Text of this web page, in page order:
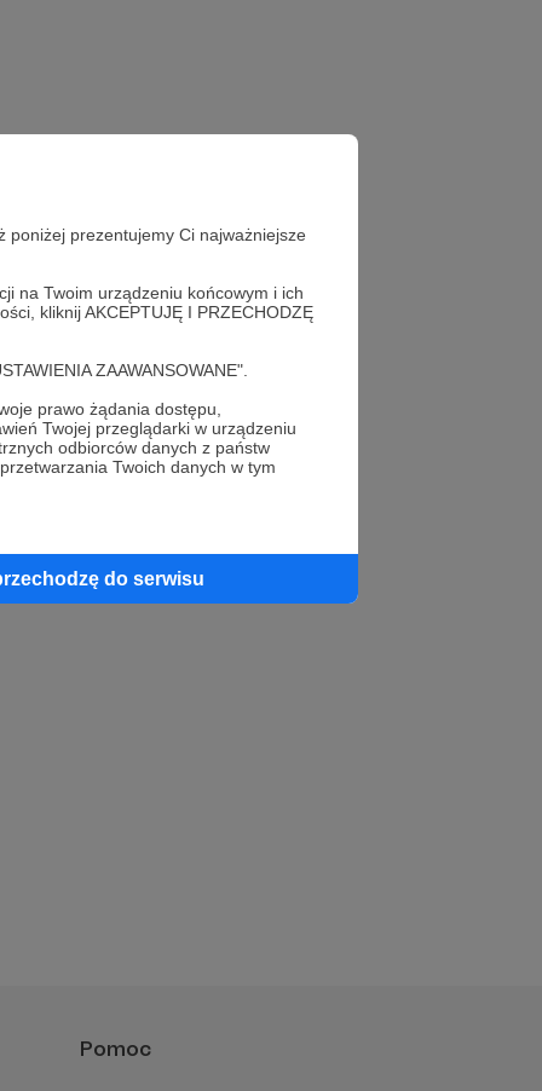
poniżej prezentujemy Ci najważniejsze
na Twoim urządzeniu końcowym i ich
kliknij AKCEPTUJĘ I PRZECHODZĘ
ZAAWANSOWANE".
prawo żądania dostępu,
Twojej przeglądarki w urządzeniu
odbiorców danych z państw
Twoich danych w tym
do serwisu
profil autora
Pomoc